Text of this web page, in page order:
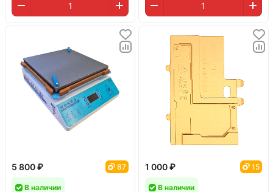
5 800 ₽ 87
В наличии
1 000 ₽ 15
В наличии